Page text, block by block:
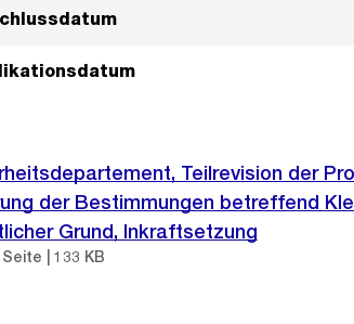
Teilrevision der
der Bestimmungen betreffend
Grund, Inkraftsetzung
Seite | 133 KB